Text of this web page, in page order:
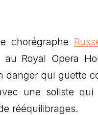
chorégraphe
Royal Opera
qui guette
une soliste qui
rééquilibrages.